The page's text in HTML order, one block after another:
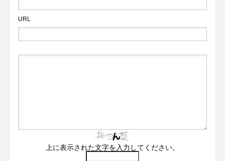
URL
上に表示された文字を入力してください。